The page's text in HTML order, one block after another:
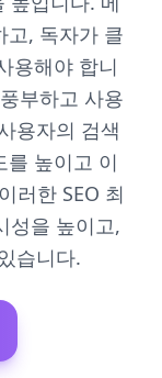
고, 독자가 클
용해야 합니
부하고 사용
용자의 검색
를 높이고 이
러한 SEO 최
성을 높이고,
습니다.